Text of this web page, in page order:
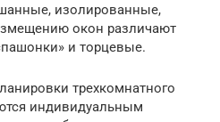
изолированные,
окон различают
и торцевые.
трехкомнатного
индивидуальным